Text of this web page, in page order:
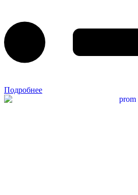
Подробнее